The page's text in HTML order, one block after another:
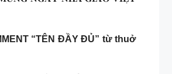
“TÊN ĐẦY ĐỦ” từ thuở